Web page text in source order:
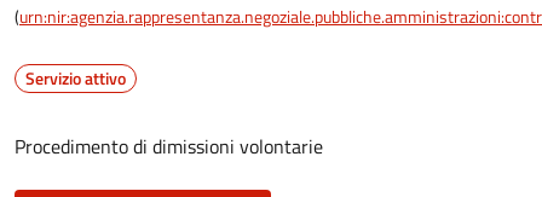
(
Servizio attivo
Procedimento di dimissioni volontarie